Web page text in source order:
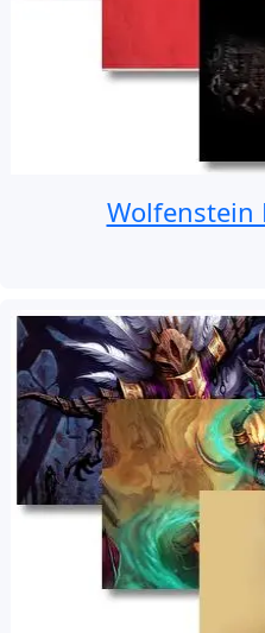
Wolfenstein